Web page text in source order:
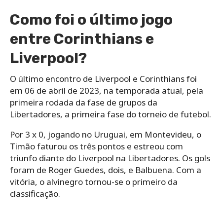
Como foi o último jogo
entre Corinthians e
Liverpool?
O último encontro de Liverpool e Corinthians foi
em 06 de abril de 2023, na temporada atual, pela
primeira rodada da fase de grupos da
Libertadores, a primeira fase do torneio de futebol.
Por 3 x 0, jogando no Uruguai, em Montevideu, o
Timão faturou os três pontos e estreou com
triunfo diante do Liverpool na Libertadores. Os gols
foram de Roger Guedes, dois, e Balbuena. Com a
vitória, o alvinegro tornou-se o primeiro da
classificação.